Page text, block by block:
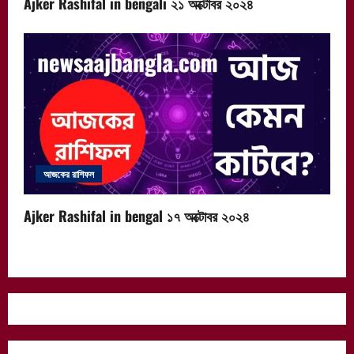
আজকের রাশিফল
Ajker Rashifal in bengal ১৭ অক্টোবর ২০২৪